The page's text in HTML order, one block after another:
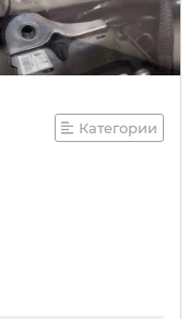
Категории